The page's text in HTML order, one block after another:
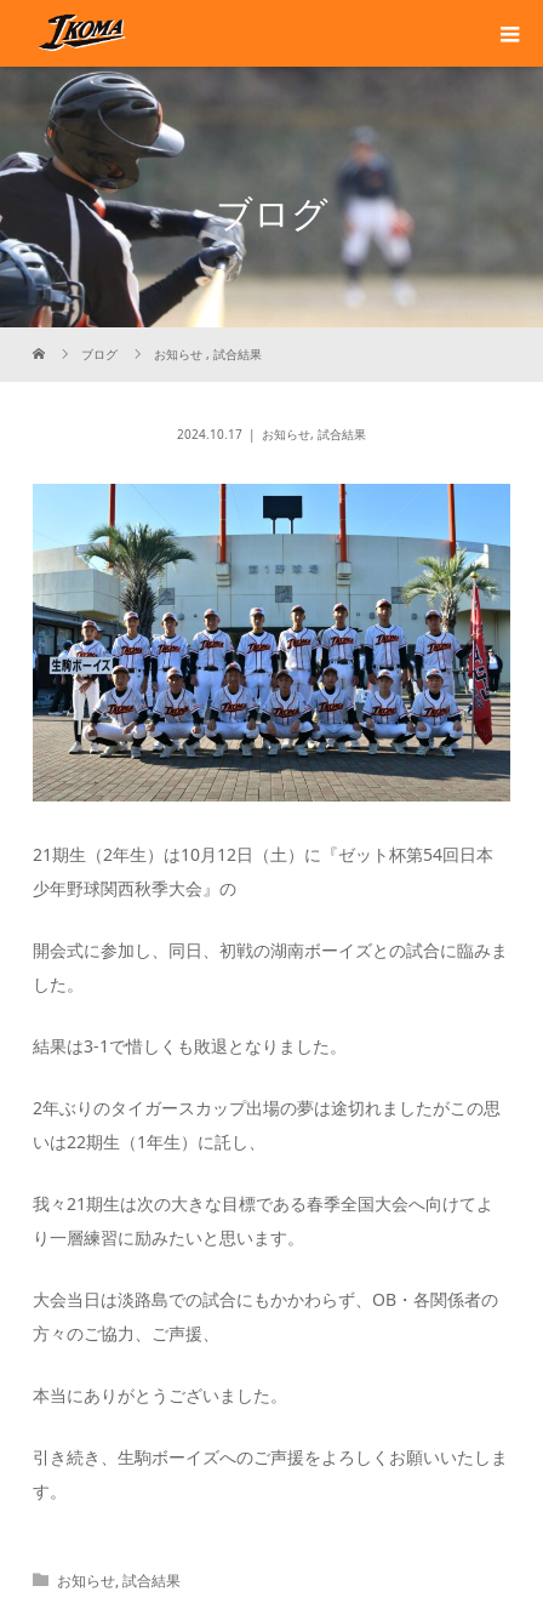
ブログ
ブログ お知らせ ,試合結果
2024.10.17 お知らせ, 試合結果
21期生（2年生）は10月12日（土）に『ゼット杯第54回日本
少年野球関西秋季大会』の
開会式に参加し、同日、初戦の湖南ボーイズとの試合に臨みま
した。
結果は3-1で惜しくも敗退となりました。
2年ぶりのタイガースカップ出場の夢は途切れましたがこの思
いは22期生（1年生）に託し、
我々21期生は次の大きな目標である春季全国大会へ向けてよ
り一層練習に励みたいと思います。
大会当日は淡路島での試合にもかかわらず、OB・各関係者の
方々のご協力、ご声援、
本当にありがとうございました。
引き続き、生駒ボーイズへのご声援をよろしくお願いいたしま
す。
お知らせ,試合結果